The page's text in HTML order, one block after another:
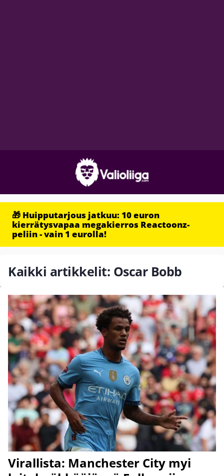
🎁 Huipputarjous jatkuu: 10 euron
kierrätysvapaa megakierros Reactoonz-
peliin - vain 1 eurolla!
Kaikki artikkelit: Oscar Bobb
Virallista: Manchester City myi